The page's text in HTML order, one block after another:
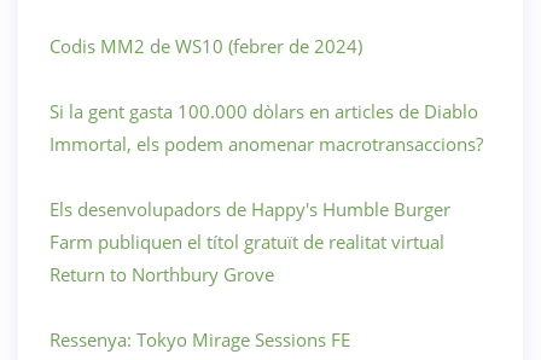
Codis MM2 de WS10 (febrer de 2024)
Si la gent gasta 100.000 dòlars en articles de Diablo
Immortal, els podem anomenar macrotransaccions?
Els desenvolupadors de Happy's Humble Burger
Farm publiquen el títol gratuït de realitat virtual
Return to Northbury Grove
Ressenya: Tokyo Mirage Sessions FE